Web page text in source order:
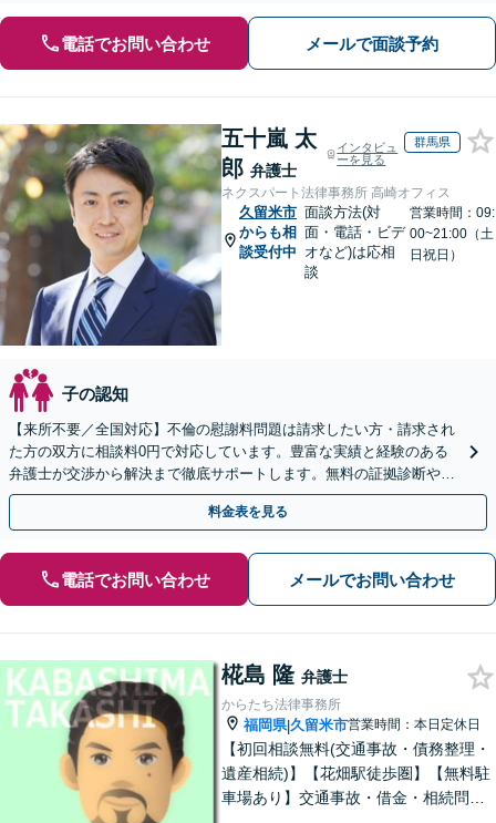
電話でお問い合わせ メールで面談予約
五十嵐 太
郎 弁護士
インタビュ
ーを見る
群馬県
ネクスパート法律事務所 高崎オフィス
久留米市
からも相
談受付中
面談方法(対
面・電話・ビデ
オなど)は応相
談
営業時間：09:
00~21:00（土
日祝日）
子の認知
【来所不要／全国対応】不倫の慰謝料問題は請求したい方・請求され
た方の双方に相談料0円で対応しています。豊富な実績と経験のある
弁護士が交渉から解決まで徹底サポートします。無料の証拠診断や着
手金の返還保証もありますので安心してご相談ください。
料金表を見る
電話でお問い合わせ メールでお問い合わせ
椛島 隆 弁護士
からたち法律事務所
福岡県|久留米市営業時間：本日定休日
【初回相談無料(交通事故・債務整理・
遺産相続)】【花畑駅徒歩圏】【無料駐
車場あり】交通事故・借金・相続問題